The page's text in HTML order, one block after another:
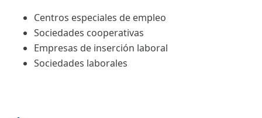
Centros especiales de empleo
Sociedades cooperativas
Empresas de inserción laboral
Sociedades laborales